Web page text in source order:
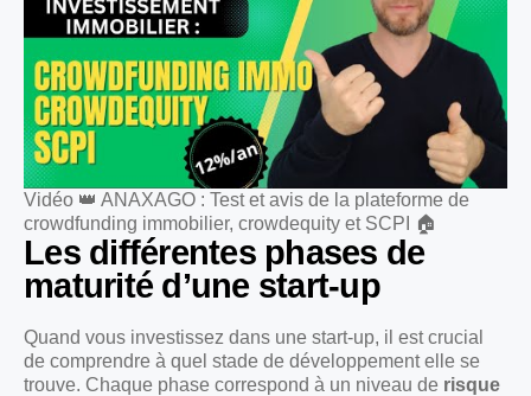
Vidéo 👑 ANAXAGO : Test et avis de la plateforme de
crowdfunding immobilier, crowdequity et SCPI 🏠
Les différentes phases de
maturité d’une start-up
Quand vous investissez dans une start-up, il est crucial
de comprendre à quel stade de développement elle se
trouve. Chaque phase correspond à un niveau de risque